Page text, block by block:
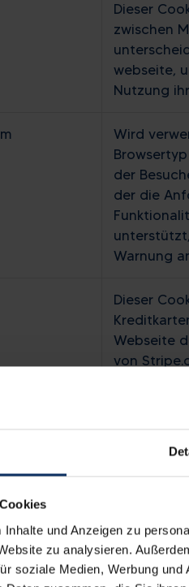
und Anzeigen zu
zu analysieren.
soziale Medien, Werbung
Dieser
zwischen
webseite,
Nutzung
Wird
der
der die
Warnung
Dieser
Webseite
von
Dieses